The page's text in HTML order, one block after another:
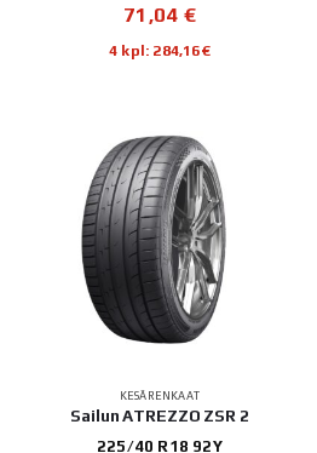
71,04 €
4 kpl: 284,16€
KESÄRENKAAT
Sailun ATREZZO ZSR 2
225/40 R18 92Y